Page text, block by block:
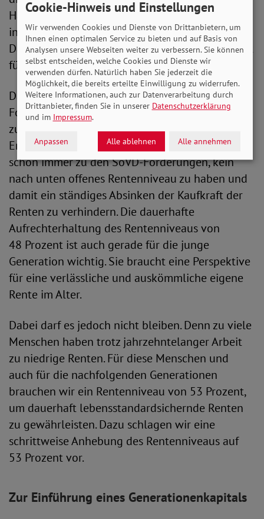
Haltelinie 2025 ausläuft und Kürzungsfaktoren
in der Rentenanpassungsformel für eine
Dämpfung der Anpassung sorgen würden. Das ist
für den SoVD nicht hinnehmbar.
Daher ist die Minimal-Lösung – die
Fortschreibung der Haltelinie bei 48 Prozent –
zumindest in der aktuellen Zeit erst einmal ein
Erfolg und zu begrüßen. Außerdem gehörte es
schon immer zu den SoVD-Forderungen, kein
nach unten offenes Rentenniveau zu haben und
damit ein ständiges Absinken der Kaufkraft der
Renten zu verhindern. Die dauerhafte
Aufrechterhaltung des Rentenniveaus von
48 Prozent ist auch gerade für die junge
Generation wichtig. Sie braucht eine Perspektive
für eine verlässliche und auskömmliche eigene
Rente im Alter.
Dabei darf es jedoch nicht bleiben. Denn zu viele
Menschen haben trotz jahrzehntelanger Arbeit
zu niedrige Renten. Für diese Menschen und
auch für die nachfolgenden Generationen
brauchen wir ein Rentenniveau von 53 Prozent,
um dauerhaft lebensstandardsichernde Renten
zu gewährleisten. Dazu schlagen wir eine
schrittweise Anhebung des Rentenniveaus auf
53 Prozent vor.
Zur Einführung eines Generationenkapitals
Cookie-Hinweis und Einstellungen
Wir verwenden Cookies und Dienste von Drittanbietern, um
Ihnen einen optimalen Service zu bieten und auf Basis von
Analysen unsere Webseiten weiter zu verbessern. Sie können
selbst entscheiden, welche Cookies und Dienste wir
verwenden dürfen. Natürlich haben Sie jederzeit die
Möglichkeit, die bereits erteilte Einwilligung zu widerrufen.
Weitere Informationen, auch zur Datenverarbeitung durch
Drittanbieter, finden Sie in unserer Datenschutzerklärung
und im Impressum.
Anpassen Alle ablehnen Alle annehmen